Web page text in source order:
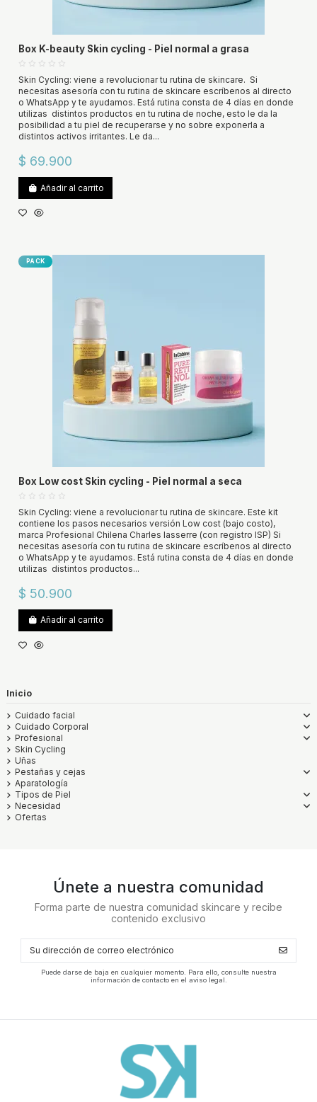
Box K-beauty Skin cycling - Piel normal a grasa
Skin Cycling: viene a revolucionar tu rutina de skincare. Si
necesitas asesoría con tu rutina de skincare escríbenos al directo
o WhatsApp y te ayudamos. Está rutina consta de 4 días en donde
utilizas distintos productos en tu rutina de noche, esto le da la
posibilidad a tu piel de recuperarse y no sobre exponerla a
distintos activos irritantes. Le da...
$ 69.900
Añadir al carrito
PACK
Box Low cost Skin cycling - Piel normal a seca
Skin Cycling: viene a revolucionar tu rutina de skincare. Este kit
contiene los pasos necesarios versión Low cost (bajo costo),
marca Profesional Chilena Charles lasserre (con registro ISP) Si
necesitas asesoría con tu rutina de skincare escríbenos al directo
o WhatsApp y te ayudamos. Está rutina consta de 4 días en donde
utilizas distintos productos...
$ 50.900
Añadir al carrito
Inicio
Cuidado facial
Cuidado Corporal
Profesional
Skin Cycling
Uñas
Pestañas y cejas
Aparatología
Tipos de Piel
Necesidad
Ofertas
Únete a nuestra comunidad
Forma parte de nuestra comunidad skincare y recibe
contenido exclusivo
Puede darse de baja en cualquier momento. Para ello, consulte nuestra
información de contacto en el aviso legal.